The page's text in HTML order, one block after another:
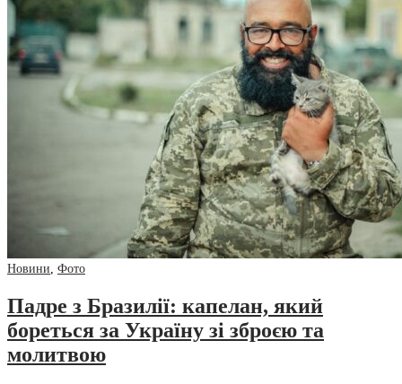
Новини, Фото
Падре з Бразилії: капелан, який
бореться за Україну зі зброєю та
молитвою